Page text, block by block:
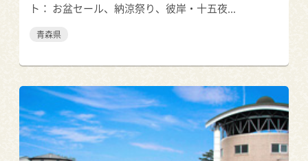
ト： お盆セール、納涼祭り、彼岸・十五夜...
青森県